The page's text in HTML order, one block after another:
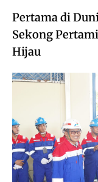
Pertama di
Sekong
Hijau